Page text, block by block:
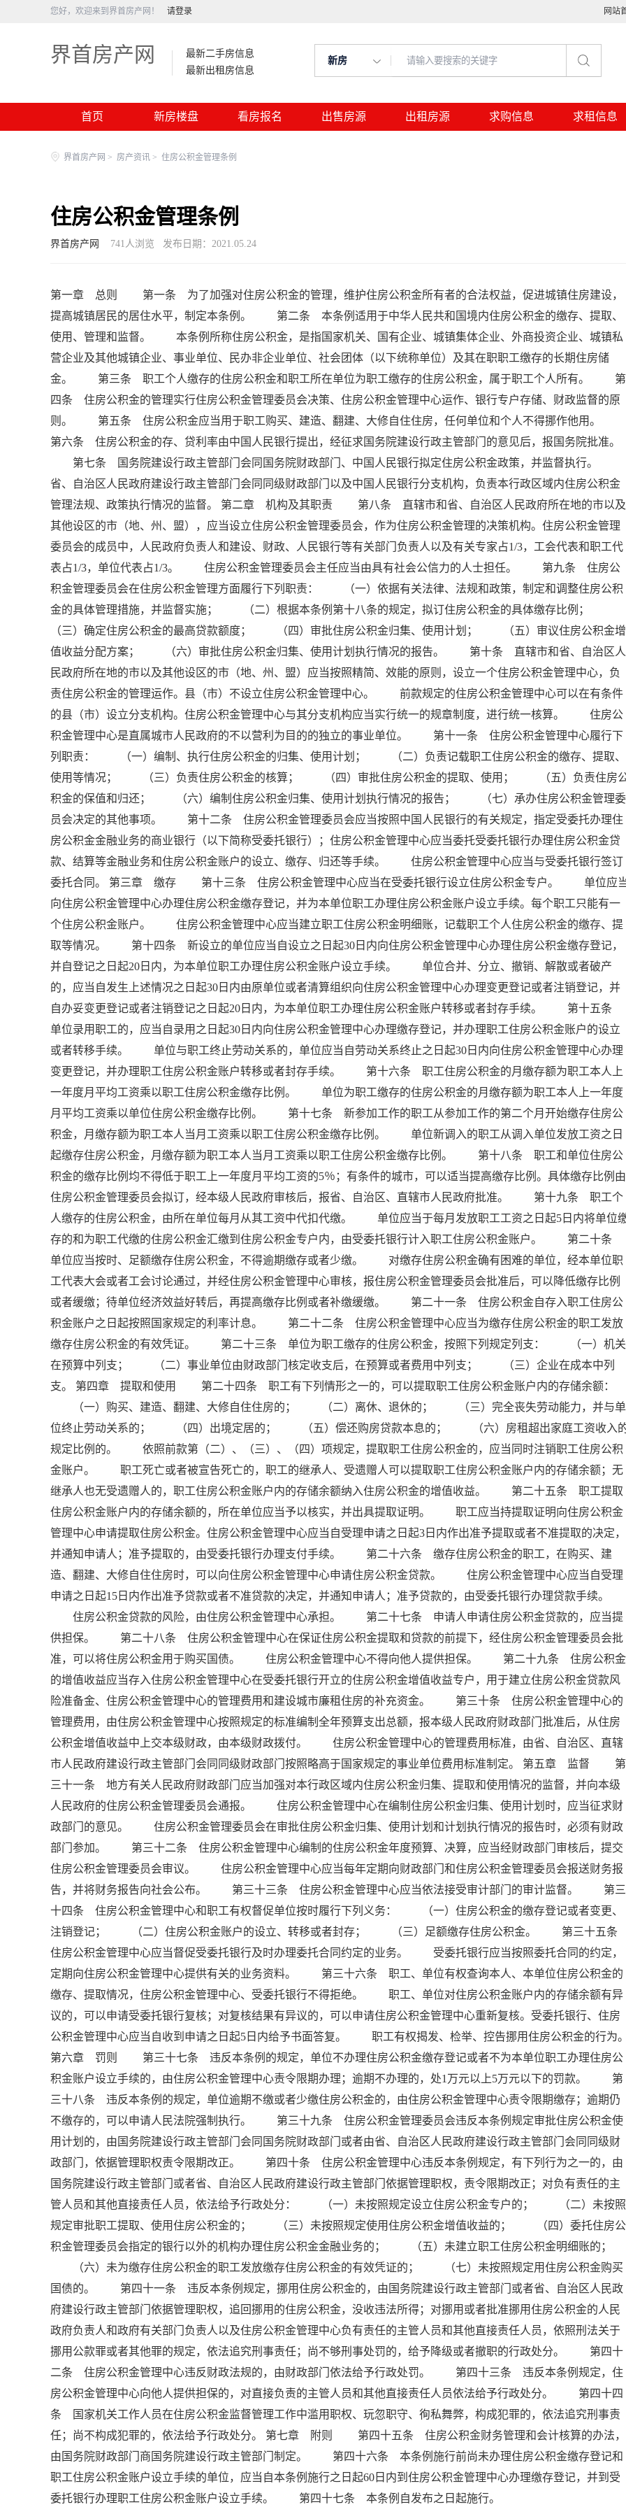
您好，欢迎来到界首房产网！ 请登录 网站
界首房产网
最新二手房信息
最新出租房信息
新房
首页 新房楼盘 看房报名 出售房源 出租房源 求购信息 求租信息
界首房产网 > 房产资讯 > 住房公积金管理条例
住房公积金管理条例
界首房产网 741人浏览 发布日期：2021.05.24
第一章 总则 第一条 为了加强对住房公积金的管理，维护住房公积金所有者的合法权益，促进城镇住房建设，
提高城镇居民的居住水平，制定本条例。 第二条 本条例适用于中华人民共和国境内住房公积金的缴存、提取、
使用、管理和监督。 本条例所称住房公积金，是指国家机关、国有企业、城镇集体企业、外商投资企业、城镇私
营企业及其他城镇企业、事业单位、民办非企业单位、社会团体（以下统称单位）及其在职职工缴存的长期住房储
金。 第三条 职工个人缴存的住房公积金和职工所在单位为职工缴存的住房公积金，属于职工个人所有。 第
四条 住房公积金的管理实行住房公积金管理委员会决策、住房公积金管理中心运作、银行专户存储、财政监督的原
则。 第五条 住房公积金应当用于职工购买、建造、翻建、大修自住住房，任何单位和个人不得挪作他用。
第六条 住房公积金的存、贷利率由中国人民银行提出，经征求国务院建设行政主管部门的意见后，报国务院批准。
第七条 国务院建设行政主管部门会同国务院财政部门、中国人民银行拟定住房公积金政策，并监督执行。
省、自治区人民政府建设行政主管部门会同同级财政部门以及中国人民银行分支机构，负责本行政区域内住房公积金
管理法规、政策执行情况的监督。 第二章 机构及其职责 第八条 直辖市和省、自治区人民政府所在地的市以及
其他设区的市（地、州、盟），应当设立住房公积金管理委员会，作为住房公积金管理的决策机构。住房公积金管理
委员会的成员中，人民政府负责人和建设、财政、人民银行等有关部门负责人以及有关专家占1/3，工会代表和职工代
表占1/3，单位代表占1/3。 住房公积金管理委员会主任应当由具有社会公信力的人士担任。 第九条 住房公
积金管理委员会在住房公积金管理方面履行下列职责： （一）依据有关法律、法规和政策，制定和调整住房公积
金的具体管理措施，并监督实施； （二）根据本条例第十八条的规定，拟订住房公积金的具体缴存比例；
（三）确定住房公积金的最高贷款额度； （四）审批住房公积金归集、使用计划； （五）审议住房公积金增
值收益分配方案； （六）审批住房公积金归集、使用计划执行情况的报告。 第十条 直辖市和省、自治区人
民政府所在地的市以及其他设区的市（地、州、盟）应当按照精简、效能的原则，设立一个住房公积金管理中心，负
责住房公积金的管理运作。县（市）不设立住房公积金管理中心。 前款规定的住房公积金管理中心可以在有条件
的县（市）设立分支机构。住房公积金管理中心与其分支机构应当实行统一的规章制度，进行统一核算。 住房公
积金管理中心是直属城市人民政府的不以营利为目的的独立的事业单位。 第十一条 住房公积金管理中心履行下
列职责： （一）编制、执行住房公积金的归集、使用计划； （二）负责记载职工住房公积金的缴存、提取、
使用等情况； （三）负责住房公积金的核算； （四）审批住房公积金的提取、使用； （五）负责住房
积金的保值和归还； （六）编制住房公积金归集、使用计划执行情况的报告； （七）承办住房公积金管理委
员会决定的其他事项。 第十二条 住房公积金管理委员会应当按照中国人民银行的有关规定，指定受委托办理住
房公积金金融业务的商业银行（以下简称受委托银行）；住房公积金管理中心应当委托受委托银行办理住房公积金贷
款、结算等金融业务和住房公积金账户的设立、缴存、归还等手续。 住房公积金管理中心应当与受委托银行签订
委托合同。 第三章 缴存 第十三条 住房公积金管理中心应当在受委托银行设立住房公积金专户。 单位应
向住房公积金管理中心办理住房公积金缴存登记，并为本单位职工办理住房公积金账户设立手续。每个职工只能有一
个住房公积金账户。 住房公积金管理中心应当建立职工住房公积金明细账，记载职工个人住房公积金的缴存、提
取等情况。 第十四条 新设立的单位应当自设立之日起30日内向住房公积金管理中心办理住房公积金缴存登记，
并自登记之日起20日内，为本单位职工办理住房公积金账户设立手续。 单位合并、分立、撤销、解散或者破产
的，应当自发生上述情况之日起30日内由原单位或者清算组织向住房公积金管理中心办理变更登记或者注销登记，并
自办妥变更登记或者注销登记之日起20日内，为本单位职工办理住房公积金账户转移或者封存手续。 第十五条
单位录用职工的，应当自录用之日起30日内向住房公积金管理中心办理缴存登记，并办理职工住房公积金账户的设立
或者转移手续。 单位与职工终止劳动关系的，单位应当自劳动关系终止之日起30日内向住房公积金管理中心办理
变更登记，并办理职工住房公积金账户转移或者封存手续。 第十六条 职工住房公积金的月缴存额为职工本人上
一年度月平均工资乘以职工住房公积金缴存比例。 单位为职工缴存的住房公积金的月缴存额为职工本人上一年度
月平均工资乘以单位住房公积金缴存比例。 第十七条 新参加工作的职工从参加工作的第二个月开始缴存住房公
积金，月缴存额为职工本人当月工资乘以职工住房公积金缴存比例。 单位新调入的职工从调入单位发放工资之日
起缴存住房公积金，月缴存额为职工本人当月工资乘以职工住房公积金缴存比例。 第十八条 职工和单位住房公
积金的缴存比例均不得低于职工上一年度月平均工资的5％；有条件的城市，可以适当提高缴存比例。具体缴存比例由
住房公积金管理委员会拟订，经本级人民政府审核后，报省、自治区、直辖市人民政府批准。 第十九条 职工个
人缴存的住房公积金，由所在单位每月从其工资中代扣代缴。 单位应当于每月发放职工工资之日起5日内将单位
存的和为职工代缴的住房公积金汇缴到住房公积金专户内，由受委托银行计入职工住房公积金账户。 第二十条
单位应当按时、足额缴存住房公积金，不得逾期缴存或者少缴。 对缴存住房公积金确有困难的单位，经本单位职
工代表大会或者工会讨论通过，并经住房公积金管理中心审核，报住房公积金管理委员会批准后，可以降低缴存比例
或者缓缴；待单位经济效益好转后，再提高缴存比例或者补缴缓缴。 第二十一条 住房公积金自存入职工住房公
积金账户之日起按照国家规定的利率计息。 第二十二条 住房公积金管理中心应当为缴存住房公积金的职工发放
缴存住房公积金的有效凭证。 第二十三条 单位为职工缴存的住房公积金，按照下列规定列支： （一）机关
在预算中列支； （二）事业单位由财政部门核定收支后，在预算或者费用中列支； （三）企业在成本中列
支。 第四章 提取和使用 第二十四条 职工有下列情形之一的，可以提取职工住房公积金账户内的存储余额：
（一）购买、建造、翻建、大修自住住房的； （二）离休、退休的； （三）完全丧失劳动能力，并与单
位终止劳动关系的； （四）出境定居的； （五）偿还购房贷款本息的； （六）房租超出家庭工资收入
规定比例的。 依照前款第（二）、（三）、（四）项规定，提取职工住房公积金的，应当同时注销职工住房公积
金账户。 职工死亡或者被宣告死亡的，职工的继承人、受遗赠人可以提取职工住房公积金账户内的存储余额；无
继承人也无受遗赠人的，职工住房公积金账户内的存储余额纳入住房公积金的增值收益。 第二十五条 职工提取
住房公积金账户内的存储余额的，所在单位应当予以核实，并出具提取证明。 职工应当持提取证明向住房公积金
管理中心申请提取住房公积金。住房公积金管理中心应当自受理申请之日起3日内作出准予提取或者不准提取的决定，
并通知申请人；准予提取的，由受委托银行办理支付手续。 第二十六条 缴存住房公积金的职工，在购买、建
造、翻建、大修自住住房时，可以向住房公积金管理中心申请住房公积金贷款。 住房公积金管理中心应当自受理
申请之日起15日内作出准予贷款或者不准贷款的决定，并通知申请人；准予贷款的，由受委托银行办理贷款手续。
住房公积金贷款的风险，由住房公积金管理中心承担。 第二十七条 申请人申请住房公积金贷款的，应当提
供担保。 第二十八条 住房公积金管理中心在保证住房公积金提取和贷款的前提下，经住房公积金管理委员会批
准，可以将住房公积金用于购买国债。 住房公积金管理中心不得向他人提供担保。 第二十九条 住房公积金
的增值收益应当存入住房公积金管理中心在受委托银行开立的住房公积金增值收益专户，用于建立住房公积金贷款风
险准备金、住房公积金管理中心的管理费用和建设城市廉租住房的补充资金。 第三十条 住房公积金管理中心的
管理费用，由住房公积金管理中心按照规定的标准编制全年预算支出总额，报本级人民政府财政部门批准后，从住房
公积金增值收益中上交本级财政，由本级财政拨付。 住房公积金管理中心的管理费用标准，由省、自治区、直辖
市人民政府建设行政主管部门会同同级财政部门按照略高于国家规定的事业单位费用标准制定。 第五章 监督 第
三十一条 地方有关人民政府财政部门应当加强对本行政区域内住房公积金归集、提取和使用情况的监督，并向本级
人民政府的住房公积金管理委员会通报。 住房公积金管理中心在编制住房公积金归集、使用计划时，应当征求财
政部门的意见。 住房公积金管理委员会在审批住房公积金归集、使用计划和计划执行情况的报告时，必须有财政
部门参加。 第三十二条 住房公积金管理中心编制的住房公积金年度预算、决算，应当经财政部门审核后，提交
住房公积金管理委员会审议。 住房公积金管理中心应当每年定期向财政部门和住房公积金管理委员会报送财务报
告，并将财务报告向社会公布。 第三十三条 住房公积金管理中心应当依法接受审计部门的审计监督。 第三
十四条 住房公积金管理中心和职工有权督促单位按时履行下列义务： （一）住房公积金的缴存登记或者变更、
注销登记； （二）住房公积金账户的设立、转移或者封存； （三）足额缴存住房公积金。 第三十五
住房公积金管理中心应当督促受委托银行及时办理委托合同约定的业务。 受委托银行应当按照委托合同的约定，
定期向住房公积金管理中心提供有关的业务资料。 第三十六条 职工、单位有权查询本人、本单位住房公积金的
缴存、提取情况，住房公积金管理中心、受委托银行不得拒绝。 职工、单位对住房公积金账户内的存储余额有异
议的，可以申请受委托银行复核；对复核结果有异议的，可以申请住房公积金管理中心重新复核。受委托银行、住房
公积金管理中心应当自收到申请之日起5日内给予书面答复。 职工有权揭发、检举、控告挪用住房公积金的行为
第六章 罚则 第三十七条 违反本条例的规定，单位不办理住房公积金缴存登记或者不为本单位职工办理住房公
积金账户设立手续的，由住房公积金管理中心责令限期办理；逾期不办理的，处1万元以上5万元以下的罚款。 第
三十八条 违反本条例的规定，单位逾期不缴或者少缴住房公积金的，由住房公积金管理中心责令限期缴存；逾期仍
不缴存的，可以申请人民法院强制执行。 第三十九条 住房公积金管理委员会违反本条例规定审批住房公积金使
用计划的，由国务院建设行政主管部门会同国务院财政部门或者由省、自治区人民政府建设行政主管部门会同同级财
政部门，依据管理职权责令限期改正。 第四十条 住房公积金管理中心违反本条例规定，有下列行为之一的，由
国务院建设行政主管部门或者省、自治区人民政府建设行政主管部门依据管理职权，责令限期改正；对负有责任的主
管人员和其他直接责任人员，依法给予行政处分： （一）未按照规定设立住房公积金专户的； （二）未按照
规定审批职工提取、使用住房公积金的； （三）未按照规定使用住房公积金增值收益的； （四）委托住房公
积金管理委员会指定的银行以外的机构办理住房公积金金融业务的； （五）未建立职工住房公积金明细账的；
（六）未为缴存住房公积金的职工发放缴存住房公积金的有效凭证的； （七）未按照规定用住房公积金购买
国债的。 第四十一条 违反本条例规定，挪用住房公积金的，由国务院建设行政主管部门或者省、自治区人民政
府建设行政主管部门依据管理职权，追回挪用的住房公积金，没收违法所得；对挪用或者批准挪用住房公积金的人民
政府负责人和政府有关部门负责人以及住房公积金管理中心负有责任的主管人员和其他直接责任人员，依照刑法关于
挪用公款罪或者其他罪的规定，依法追究刑事责任；尚不够刑事处罚的，给予降级或者撤职的行政处分。 第四十
二条 住房公积金管理中心违反财政法规的，由财政部门依法给予行政处罚。 第四十三条 违反本条例规定，住
房公积金管理中心向他人提供担保的，对直接负责的主管人员和其他直接责任人员依法给予行政处分。 第四十四
条 国家机关工作人员在住房公积金监督管理工作中滥用职权、玩忽职守、徇私舞弊，构成犯罪的，依法追究刑事责
任；尚不构成犯罪的，依法给予行政处分。 第七章 附则 第四十五条 住房公积金财务管理和会计核算的办法，
由国务院财政部门商国务院建设行政主管部门制定。 第四十六条 本条例施行前尚未办理住房公积金缴存登记和
职工住房公积金账户设立手续的单位，应当自本条例施行之日起60日内到住房公积金管理中心办理缴存登记，并到受
委托银行办理职工住房公积金账户设立手续。 第四十七条 本条例自发布之日起施行。